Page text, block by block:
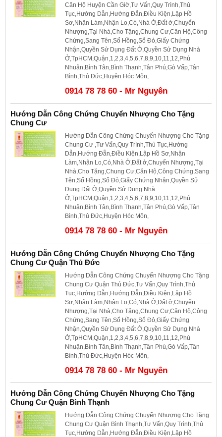
Căn Hộ Huyện Cần Giờ,Tư Vấn,Quy Trình,Thủ
Tục,Hướng Dẫn,Hướng Đẫn,Điều Kiện,Lập Hồ
Sơ,Nhận Làm,Nhận Lo,Có,Nhà Ở,Đất ở,Chuyển
Nhượng,Tại Nhà,Cho Tặng,Chung Cư,Căn Hộ,Công
Chứng,Sang Tên,Sổ Hồng,Sổ Đỏ,Giấy Chứng
Nhận,Quyền Sử Dụng Đất Ở,Quyền Sử Dụng Nhà
Ở,TpHCM,Quận,1,2,3,4,5,6,7,8,9,10,11,12,Phú
Nhuận,Bình Tân,Bình Thạnh,Tân Phú,Gò Vấp,Tân
Bình,Thủ Đức,Huyện Hóc Môn,
0914 78 78 60 - Mr Nguyên
Hướng Dẫn Công Chứng Chuyển Nhượng Cho Tặng
Chung Cư
Hướng Dẫn Công Chứng Chuyển Nhượng Cho Tặng
Chung Cư ,Tư Vấn,Quy Trình,Thủ Tục,Hướng
Dẫn,Hướng Đẫn,Điều Kiện,Lập Hồ Sơ,Nhận
Làm,Nhận Lo,Có,Nhà Ở,Đất ở,Chuyển Nhượng,Tại
Nhà,Cho Tặng,Chung Cư,Căn Hộ,Công Chứng,Sang
Tên,Sổ Hồng,Sổ Đỏ,Giấy Chứng Nhận,Quyền Sử
Dụng Đất Ở,Quyền Sử Dụng Nhà
Ở,TpHCM,Quận,1,2,3,4,5,6,7,8,9,10,11,12,Phú
Nhuận,Bình Tân,Bình Thạnh,Tân Phú,Gò Vấp,Tân
Bình,Thủ Đức,Huyện Hóc Môn,
0914 78 78 60 - Mr Nguyên
Hướng Dẫn Công Chứng Chuyển Nhượng Cho Tặng
Chung Cư Quận Thủ Đức
Hướng Dẫn Công Chứng Chuyển Nhượng Cho Tặng
Chung Cư Quận Thủ Đức,Tư Vấn,Quy Trình,Thủ
Tục,Hướng Dẫn,Hướng Đẫn,Điều Kiện,Lập Hồ
Sơ,Nhận Làm,Nhận Lo,Có,Nhà Ở,Đất ở,Chuyển
Nhượng,Tại Nhà,Cho Tặng,Chung Cư,Căn Hộ,Công
Chứng,Sang Tên,Sổ Hồng,Sổ Đỏ,Giấy Chứng
Nhận,Quyền Sử Dụng Đất Ở,Quyền Sử Dụng Nhà
Ở,TpHCM,Quận,1,2,3,4,5,6,7,8,9,10,11,12,Phú
Nhuận,Bình Tân,Bình Thạnh,Tân Phú,Gò Vấp,Tân
Bình,Thủ Đức,Huyện Hóc Môn,
0914 78 78 60 - Mr Nguyên
Hướng Dẫn Công Chứng Chuyển Nhượng Cho Tặng
Chung Cư Quận Bình Thạnh
Hướng Dẫn Công Chứng Chuyển Nhượng Cho Tặng
Chung Cư Quận Bình Thạnh,Tư Vấn,Quy Trình,Thủ
Tục,Hướng Dẫn,Hướng Đẫn,Điều Kiện,Lập Hồ